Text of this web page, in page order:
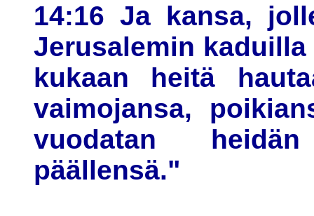
14:16 Ja kansa,
Jerusalemin
kukaan heitä
vaimojansa,
vuodatan
päällensä."